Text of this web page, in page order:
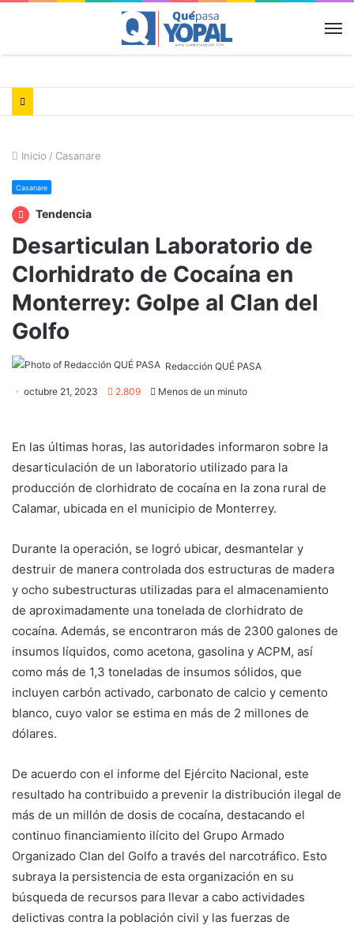
Inicio / Casanare
Casanare
Tendencia
Desarticulan Laboratorio de
Clorhidrato de Cocaína en
Monterrey: Golpe al Clan del
Golfo
Redacción QUÉ PASA
octubre 21, 2023 2.809 Menos de un minuto
En las últimas horas, las autoridades informaron sobre la
desarticulación de un laboratorio utilizado para la
producción de clorhidrato de cocaína en la zona rural de
Calamar, ubicada en el municipio de Monterrey.
Durante la operación, se logró ubicar, desmantelar y
destruir de manera controlada dos estructuras de madera
y ocho subestructuras utilizadas para el almacenamiento
de aproximadamente una tonelada de clorhidrato de
cocaína. Además, se encontraron más de 2300 galones de
insumos líquidos, como acetona, gasolina y ACPM, así
como más de 1,3 toneladas de insumos sólidos, que
incluyen carbón activado, carbonato de calcio y cemento
blanco, cuyo valor se estima en más de 2 millones de
dólares.
De acuerdo con el informe del Ejército Nacional, este
resultado ha contribuido a prevenir la distribución ilegal de
más de un millón de dosis de cocaína, destacando el
continuo financiamiento ilícito del Grupo Armado
Organizado Clan del Golfo a través del narcotráfico. Esto
subraya la persistencia de esta organización en su
búsqueda de recursos para llevar a cabo actividades
delictivas contra la población civil y las fuerzas de